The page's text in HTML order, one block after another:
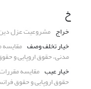
خ
خراج مشروعیت عزل دین
خیار تخلف وصف مقایسه
مدنی، حقوق اروپایی و
خیار عیب مقایسه
حقوق اروپایی و حقوق